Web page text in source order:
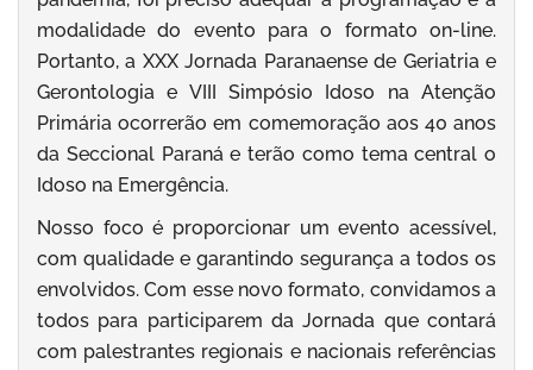
modalidade do evento para o formato on-line.
Portanto, a XXX Jornada Paranaense de Geriatria e
Gerontologia e VIII Simpósio Idoso na Atenção
Primária ocorrerão em comemoração aos 40 anos
da Seccional Paraná e terão como tema central o
Idoso na Emergência.
Nosso foco é proporcionar um evento acessível,
com qualidade e garantindo segurança a todos os
envolvidos. Com esse novo formato, convidamos a
todos para participarem da Jornada que contará
com palestrantes regionais e nacionais referências